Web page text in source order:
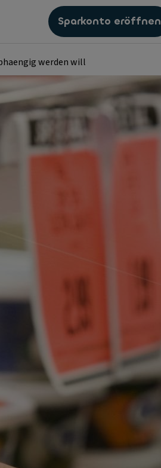
Sparkonto eröffnen
werden will